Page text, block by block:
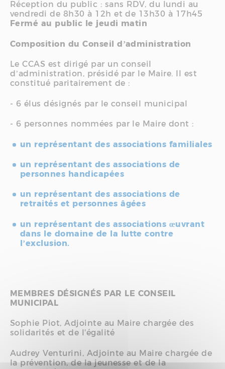
Réception du public : sans RDV, du lundi au
vendredi de 8h30 à 12h et de 13h30 à 17h45
Fermé au public le jeudi matin
Composition du Conseil d’administration
Le CCAS est dirigé par un conseil
d’administration, présidé par le Maire. Il est
constitué paritairement de :
- 6 élus désignés par le conseil municipal
- 6 personnes nommées par le Maire dont :
un représentant des associations familiales
un représentant des associations de
personnes handicapées
un représentant des associations de
retraités et personnes âgées
un représentant des associations œuvrant
dans le domaine de la lutte contre
l’exclusion.
MEMBRES DÉSIGNÉS PAR LE CONSEIL
MUNICIPAL
Sophie Piot, Adjointe au Maire chargée des
solidarités et de l'égalité
Audrey Venturini, Adjointe au Maire chargée de
la prévention, de la jeunesse et de la